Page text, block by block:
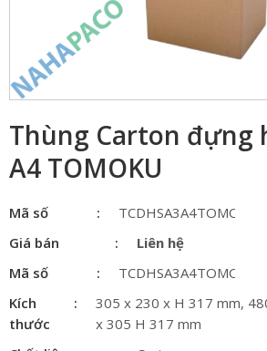
Thùng Carton đựng
A4 TOMOKU
Mã số
TCDHSA3A4TOMOKU
Giá bán
Liên hệ
Mã số
TCDHSA3A4TOMOKU
Kích
thước
305 x 230 x H 317 mm,
x 305 H 317 mm